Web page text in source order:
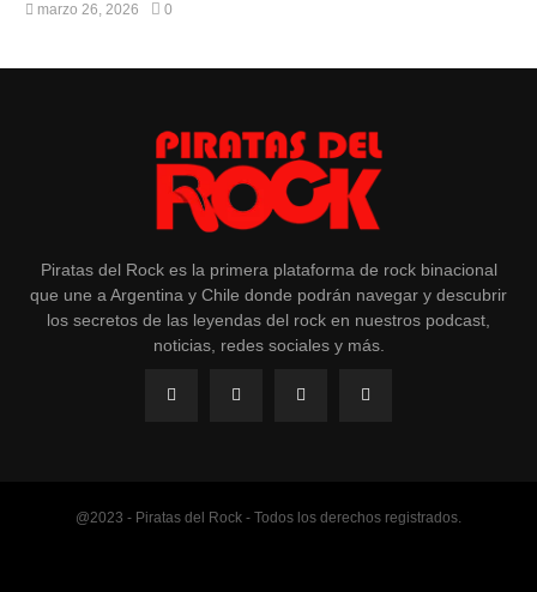
marzo 26, 2026 0
Piratas del Rock es la primera plataforma de rock binacional
que une a Argentina y Chile donde podrán navegar y descubrir
los secretos de las leyendas del rock en nuestros podcast,
noticias, redes sociales y más.
@2023 - Piratas del Rock - Todos los derechos registrados.